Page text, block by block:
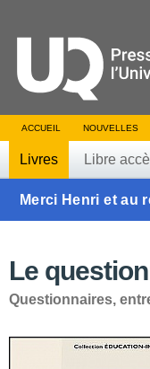
ACCUEIL NOUVELLES
Livres Libre
Merci Henri et au
Le
Questionnaires,